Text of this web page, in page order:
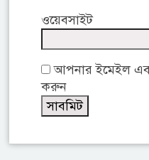
ওয়েবসাইট
আপনার ইমেইল
করুন